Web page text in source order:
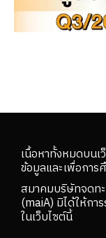
เนื้อหาทั้งหมดบน
ข้อมูลและเพื่อการ
สมาคมบริษัทจดท
(maiA) มิได้ให้กา
ในเว็บไซต์นี้